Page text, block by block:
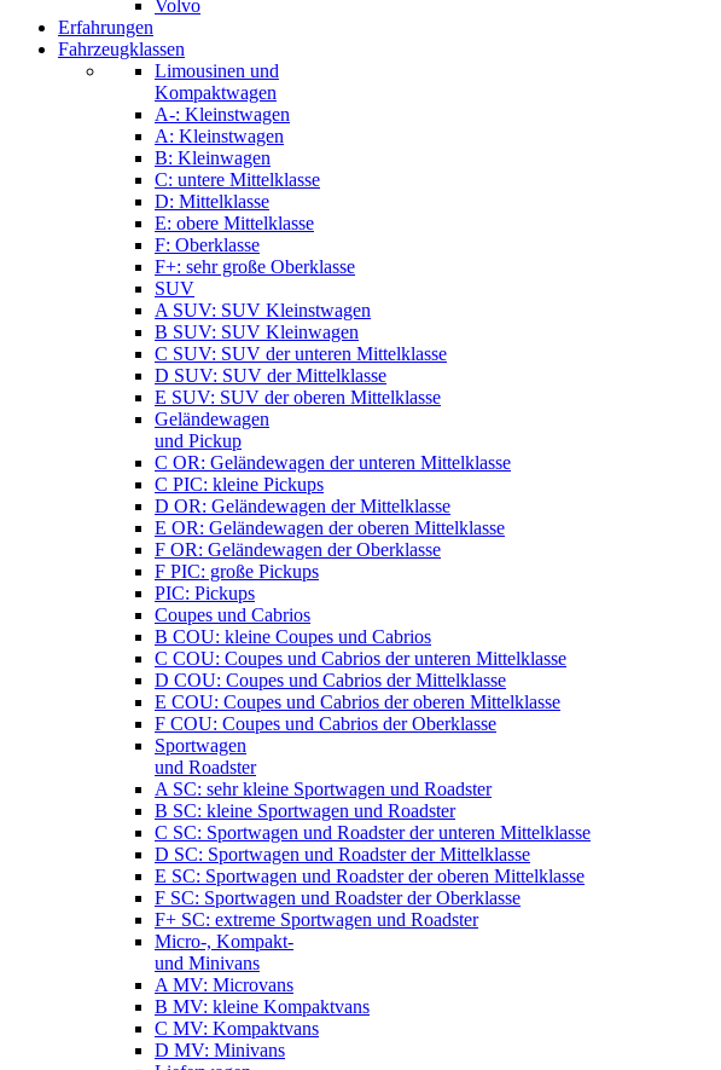
Volvo
Erfahrungen
Fahrzeugklassen
Limousinen und
Kompaktwagen
A-: Kleinstwagen
A: Kleinstwagen
B: Kleinwagen
C: untere Mittelklasse
D: Mittelklasse
E: obere Mittelklasse
F: Oberklasse
F+: sehr große Oberklasse
SUV
A SUV: SUV Kleinstwagen
B SUV: SUV Kleinwagen
C SUV: SUV der unteren Mittelklasse
D SUV: SUV der Mittelklasse
E SUV: SUV der oberen Mittelklasse
Geländewagen
und Pickup
C OR: Geländewagen der unteren Mittelklasse
C PIC: kleine Pickups
D OR: Geländewagen der Mittelklasse
E OR: Geländewagen der oberen Mittelklasse
F OR: Geländewagen der Oberklasse
F PIC: große Pickups
PIC: Pickups
Coupes und Cabrios
B COU: kleine Coupes und Cabrios
C COU: Coupes und Cabrios der unteren Mittelklasse
D COU: Coupes und Cabrios der Mittelklasse
E COU: Coupes und Cabrios der oberen Mittelklasse
F COU: Coupes und Cabrios der Oberklasse
Sportwagen
und Roadster
A SC: sehr kleine Sportwagen und Roadster
B SC: kleine Sportwagen und Roadster
C SC: Sportwagen und Roadster der unteren Mittelklasse
D SC: Sportwagen und Roadster der Mittelklasse
E SC: Sportwagen und Roadster der oberen Mittelklasse
F SC: Sportwagen und Roadster der Oberklasse
F+ SC: extreme Sportwagen und Roadster
Micro-, Kompakt-
und Minivans
A MV: Microvans
B MV: kleine Kompaktvans
C MV: Kompaktvans
D MV: Minivans